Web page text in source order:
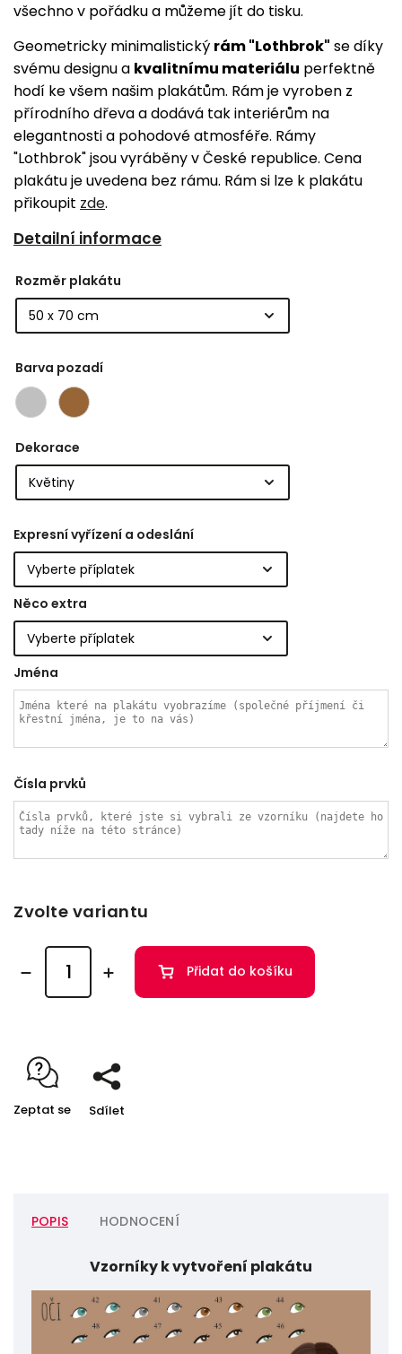
všechno v pořádku a můžeme jít do tisku.
Geometricky minimalistický rám "Lothbrok" se díky
svému designu a kvalitnímu materiálu perfektně
hodí ke všem našim plakátům. Rám je vyroben z
přírodního dřeva a dodává tak interiérům na
elegantnosti a pohodové atmosféře. Rámy
"Lothbrok" jsou vyráběny v České republice. Cena
plakátu je uvedena bez rámu. Rám si lze k plakátu
přikoupit zde.
Detailní informace
Rozměr plakátu
Barva pozadí
Dekorace
Expresní vyřízení a odeslání
Něco extra
Jména
Čísla prvků
Zvolte variantu
Přidat do košíku
Zeptat se Sdílet
POPIS HODNOCENÍ
Vzorníky k vytvoření plakátu